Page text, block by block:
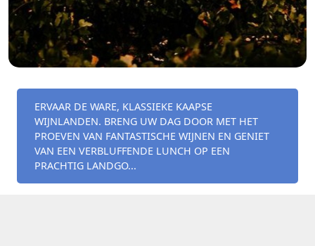
ERVAAR DE WARE, KLASSIEKE KAAPSE
WIJNLANDEN. BRENG UW DAG DOOR MET HET
PROEVEN VAN FANTASTISCHE WIJNEN EN GENIET
VAN EEN VERBLUFFENDE LUNCH OP EEN
PRACHTIG LANDGO...